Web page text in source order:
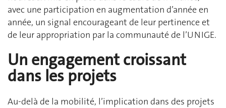
avec une participation en augmentation d’année en
année, un signal encourageant de leur pertinence et
de leur appropriation par la communauté de l’UNIGE.
Un engagement croissant
dans les projets
Au-delà de la mobilité, l’implication dans des projets